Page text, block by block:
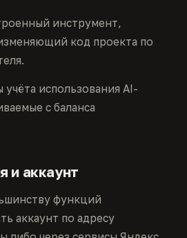
инструмент,
код проекта по
использования AI-
с баланса
и аккаунт
функций
аккаунт по адресу